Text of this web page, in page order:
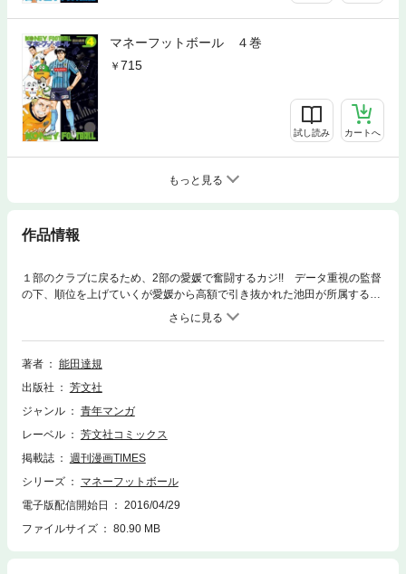
マネーフットボール ４巻
715
試し読み カートへ
もっと見る
作品情報
１部のクラブに戻るため、2部の愛媛で奮闘するカジ!! データ重視の監督
の下、順位を上げていくが愛媛から高額で引き抜かれた池田が所属する札
幌との試合で…!? プロサッカー選手も大注目のスポーツコミック、迫真
著者
能田達規
出版社
芳文社
ジャンル
青年マンガ
レーベル
芳文社コミックス
掲載誌
週刊漫画TIMES
シリーズ
マネーフットボール
電子版配信開始日
2016/04/29
ファイルサイズ
80.90 MB